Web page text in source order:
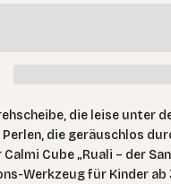
die leise unter
Perlen, die geräuschlos
Cube „Ruali – der
Werkzeug für Kinder ab